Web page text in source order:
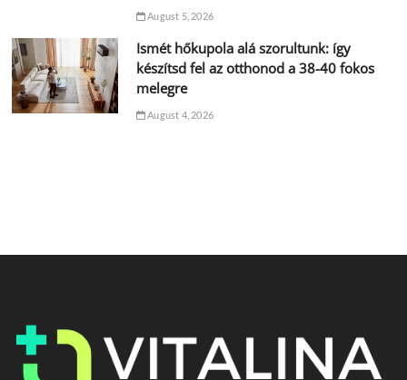
August 5, 2026
Ismét hőkupola alá szorultunk: így
készítsd fel az otthonod a 38-40 fokos
melegre
August 4, 2026